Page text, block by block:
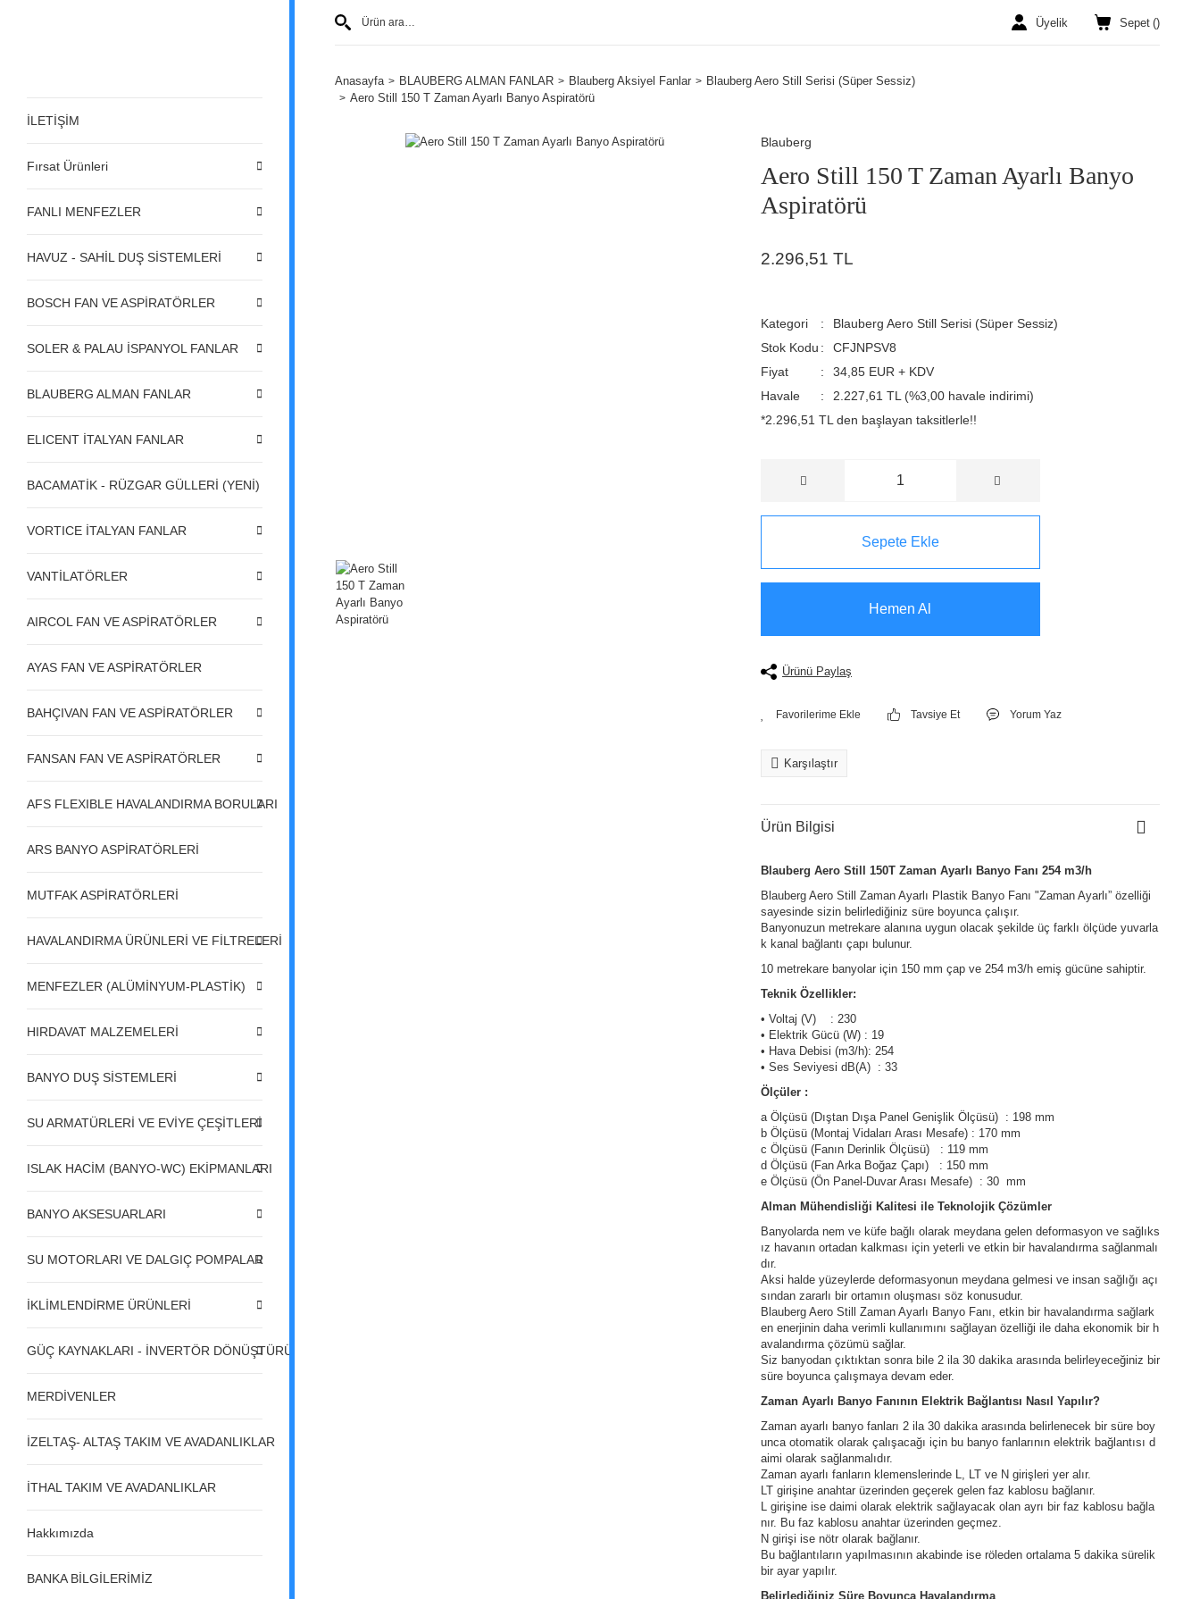
İLETİŞİM
Fırsat Ürünleri
FANLI MENFEZLER
HAVUZ - SAHİL DUŞ SİSTEMLERİ
BOSCH FAN VE ASPİRATÖRLER
SOLER & PALAU İSPANYOL FANLAR
BLAUBERG ALMAN FANLAR
ELICENT İTALYAN FANLAR
BACAMATİK - RÜZGAR GÜLLERİ (YENİ)
VORTICE İTALYAN FANLAR
VANTİLATÖRLER
AIRCOL FAN VE ASPİRATÖRLER
AYAS FAN VE ASPİRATÖRLER
BAHÇIVAN FAN VE ASPİRATÖRLER
FANSAN FAN VE ASPİRATÖRLER
AFS FLEXIBLE HAVALANDIRMA BORULARI
ARS BANYO ASPİRATÖRLERİ
MUTFAK ASPİRATÖRLERİ
HAVALANDIRMA ÜRÜNLERİ VE FİLTRELERİ
MENFEZLER (ALÜMİNYUM-PLASTİK)
HIRDAVAT MALZEMELERİ
BANYO DUŞ SİSTEMLERİ
SU ARMATÜRLERİ VE EVİYE ÇEŞİTLERİ
ISLAK HACİM (BANYO-WC) EKİPMANLARI
BANYO AKSESUARLARI
SU MOTORLARI VE DALGIÇ POMPALAR
İKLİMLENDİRME ÜRÜNLERİ
GÜÇ KAYNAKLARI - İNVERTÖR DÖNÜŞTÜRÜCÜLER - REGÜLATÖRLER
MERDİVENLER
İZELTAŞ- ALTAŞ TAKIM VE AVADANLIKLAR
İTHAL TAKIM VE AVADANLIKLAR
Hakkımızda
BANKA BİLGİLERİMİZ
Üyelik Sepet ()
Anasayfa BLAUBERG ALMAN FANLAR Blauberg Aksiyel Fanlar
Blauberg Aero Still Serisi (Süper Sessiz)
Aero Still 150 T Zaman Ayarlı Banyo Aspiratörü
Blauberg
Aero Still 150 T Zaman Ayarlı Banyo
Aspiratörü
2.296,51 TL
Kategori
Blauberg Aero Still Serisi (Süper Sessiz)
Stok Kodu
CFJNPSV8
Fiyat
34,85 EUR + KDV
Havale
2.227,61 TL (%3,00 havale indirimi)
*2.296,51 TL den başlayan taksitlerle!!
Sepete Ekle
Hemen Al
Ürünü Paylaş
Tavsiye Et Yorum Yaz
Karşılaştır
Ürün Bilgisi
Blauberg Aero Still 150T Zaman Ayarlı Banyo Fanı 254 m3/h
Blauberg Aero Still Zaman Ayarlı Plastik Banyo Fanı "Zaman Ayarlı” özelliği
sayesinde sizin belirlediğiniz süre boyunca çalışır.
Banyonuzun metrekare alanına uygun olacak şekilde üç farklı ölçüde yuvarla
k kanal bağlantı çapı bulunur.
10 metrekare banyolar için 150 mm çap ve 254 m3/h emiş gücüne sahiptir.
Teknik Özellikler:
• Voltaj (V) : 230
• Elektrik Gücü (W) : 19
• Hava Debisi (m3/h): 254
• Ses Seviyesi dB(A) : 33
Ölçüler :
a Ölçüsü (Dıştan Dışa Panel Genişlik Ölçüsü) : 198 mm
b Ölçüsü (Montaj Vidaları Arası Mesafe) : 170 mm
c Ölçüsü (Fanın Derinlik Ölçüsü) : 119 mm
d Ölçüsü (Fan Arka Boğaz Çapı) : 150 mm
e Ölçüsü (Ön Panel-Duvar Arası Mesafe) : 30 mm
Alman Mühendisliği Kalitesi ile Teknolojik Çözümler
Banyolarda nem ve küfe bağlı olarak meydana gelen deformasyon ve sağlıks
ız havanın ortadan kalkması için yeterli ve etkin bir havalandırma sağlanmalı
dır.
Aksi halde yüzeylerde deformasyonun meydana gelmesi ve insan sağlığı açı
sından zararlı bir ortamın oluşması söz konusudur.
Blauberg Aero Still Zaman Ayarlı Banyo Fanı, etkin bir havalandırma sağlark
en enerjinin daha verimli kullanımını sağlayan özelliği ile daha ekonomik bir h
avalandırma çözümü sağlar.
Siz banyodan çıktıktan sonra bile 2 ila 30 dakika arasında belirleyeceğiniz bir
süre boyunca çalışmaya devam eder.
Zaman Ayarlı Banyo Fanının Elektrik Bağlantısı Nasıl Yapılır?
Zaman ayarlı banyo fanları 2 ila 30 dakika arasında belirlenecek bir süre boy
unca otomatik olarak çalışacağı için bu banyo fanlarının elektrik bağlantısı d
aimi olarak sağlanmalıdır.
Zaman ayarlı fanların klemenslerinde L, LT ve N girişleri yer alır.
LT girişine anahtar üzerinden geçerek gelen faz kablosu bağlanır.
L girişine ise daimi olarak elektrik sağlayacak olan ayrı bir faz kablosu bağla
nır. Bu faz kablosu anahtar üzerinden geçmez.
N girişi ise nötr olarak bağlanır.
Bu bağlantıların yapılmasının akabinde ise röleden ortalama 5 dakika sürelik
bir ayar yapılır.
Belirlediğiniz Süre Boyunca Havalandırma